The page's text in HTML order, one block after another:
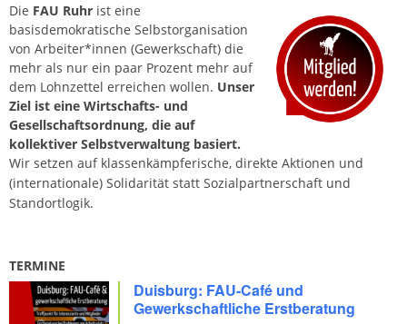
Die FAU Ruhr ist eine
basisdemokratische Selbstorganisation
von Arbeiter*innen (Gewerkschaft) die
mehr als nur ein paar Prozent mehr auf
dem Lohnzettel erreichen wollen. Unser
Ziel ist eine Wirtschafts- und
Gesellschaftsordnung, die auf
kollektiver Selbstverwaltung basiert.
Wir setzen auf klassenkämpferische, direkte Aktionen und
(internationale) Solidarität statt Sozialpartnerschaft und
Standortlogik.
TERMINE
Duisburg: FAU-Café und
Gewerkschaftliche Erstberatung